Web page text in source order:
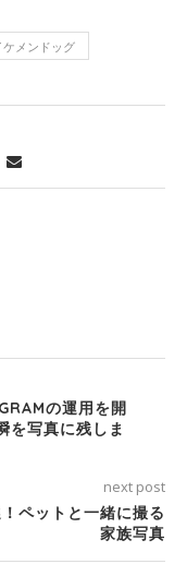
ケメンドッグ
の運用を開
を写真に残しま
next post
ペットと一緒に撮る
家族写真